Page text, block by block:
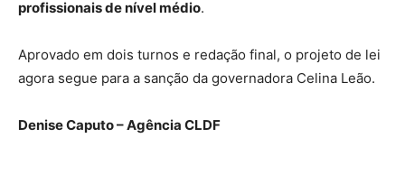
profissionais de nível médio.
Aprovado em dois turnos e redação final, o projeto de lei
agora segue para a sanção da governadora Celina Leão.
Denise Caputo – Agência CLDF